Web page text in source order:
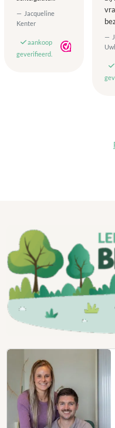
Jacqueline
Kenter
aankoop
geverifieerd.